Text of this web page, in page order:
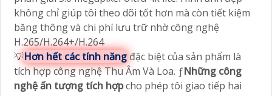
không chỉ giúp tôi theo dõi tốt hơn mà còn tiết kiệm
băng thông và chi phí lưu trữ nhờ công nghệ
H.265/H.264+/H.264
💡Hơn hết các tính năng đặc biệt của sản phẩm là
tích hợp công nghệ Thu Âm Và Loa. ƒNhững công
nghệ ấn tượng tích hợpcho phép tôi giao tiếp hai